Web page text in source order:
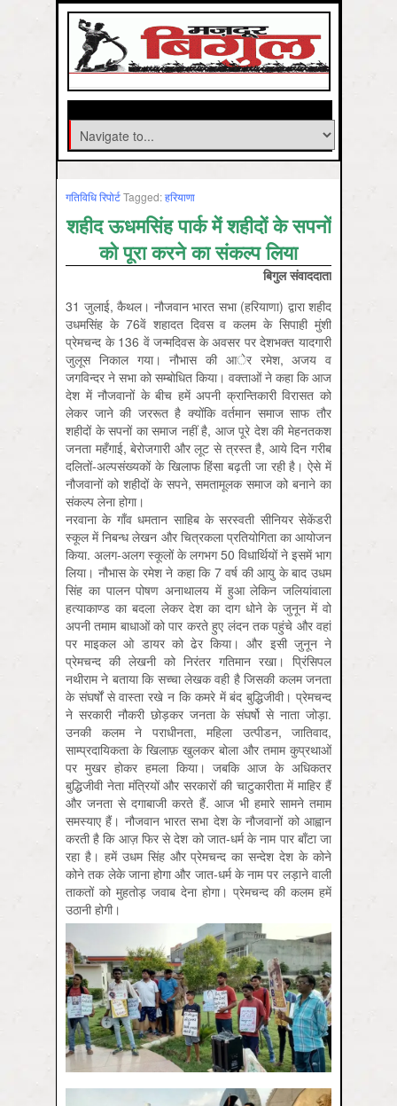
गतिविधि रिपोर्टTagged:हरियाणा
शहीद ऊधमसि‍ंह पार्क में शहीदों के सपनों
को पूरा करने का संकल्प लि‍या
बिगुल संवाददाता
31 जुलाई, कैथल। नौजवान भारत सभा (हरि‍याणा) द्वारा शहीद
उधमसि‍ंह के 76वें शहादत दि‍वस व कलम के सि‍पाही मुंशी
प्रेमचन्द के 136 वें जन्मदि‍वस के अवसर पर देशभक्त यादगारी
जुलूस नि‍काल गया। नौभास की आेर रमेश, अजय व
जगवि‍न्दर ने सभा को सम्बोधि‍त कि‍या। वक्ताओं ने कहा कि आज
देश में नौजवानों के बीच हमें अपनी क्रान्ति‍कारी वि‍रासत को
लेकर जाने की जररूत है क्योंकि‍ वर्तमान समाज साफ तौर
शहीदों के सपनों का समाज नहीं है, आज पूरे देश की मेहनतकश
जनता महँगाई, बेरोजगारी और लूट से त्रस्त है, आये दि‍न गरीब
दलि‍तों-अल्पसंख्यकों के खि‍लाफ हि‍ंसा बढ़ती जा रही है। ऐसे में
नौजवानों को शहीदों के सपने, समतामूलक समाज को बनाने का
संकल्प लेना होगा।
नरवाना के गाँव धमतान साहिब के सरस्वती सीनियर सेकेंडरी
स्कूल में निबन्ध लेखन और चित्रकला प्रतियोगिता का आयोजन
किया. अलग-अलग स्कूलों के लगभग 50 विधार्थियों ने इसमें भाग
लिया। नौभास के रमेश ने कहा कि 7 वर्ष की आयु के बाद उधम
सिंह का पालन पोषण अनाथालय में हुआ लेकिन जलियांवाला
हत्याकाण्ड का बदला लेकर देश का दाग धोने के जुनून में वो
अपनी तमाम बाधाओं को पार करते हुए लंदन तक पहुंचे और वहां
पर माइकल ओ डायर को ढेर किया। और इसी जुनून ने
प्रेमचन्द की लेखनी को निरंतर गतिमान रखा। प्रिंसिपल
नथीराम ने बताया कि सच्चा लेखक वही है जिसकी कलम जनता
के संघर्षों से वास्ता रखे न कि कमरे में बंद बुद्धिजीवी। प्रेमचन्द
ने सरकारी नौकरी छोड़कर जनता के संघर्षो से नाता जोड़ा.
उनकी कलम ने पराधीनता, महिला उत्पीडन, जातिवाद,
साम्प्रदायिकता के खिलाफ़ खुलकर बोला और तमाम कुप्रथाओं
पर मुखर होकर हमला किया। जबकि आज के अधिकतर
बुद्धिजीवी नेता मंत्रियों और सरकारों की चाटुकारीता में माहिर हैं
और जनता से दगाबाजी करते हैं. आज भी हमारे सामने तमाम
समस्याए हैं। नौजवान भारत सभा देश के नौजवानों को आह्वान
करती है कि आज़ फिर से देश को जात-धर्म के नाम पार बाँटा जा
रहा है। हमें उधम सिंह और प्रेमचन्द का सन्देश देश के कोने
कोने तक लेके जाना होगा और जात-धर्म के नाम पर लड़ाने वाली
ताकतों को मुहतोड़ जवाब देना होगा। प्रेमचन्द की कलम हमें
उठानी होगी।